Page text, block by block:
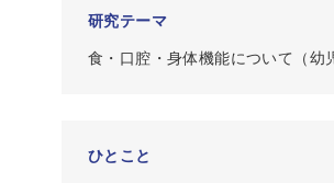
研究テーマ
食・口腔・身体機能について（幼
ひとこと